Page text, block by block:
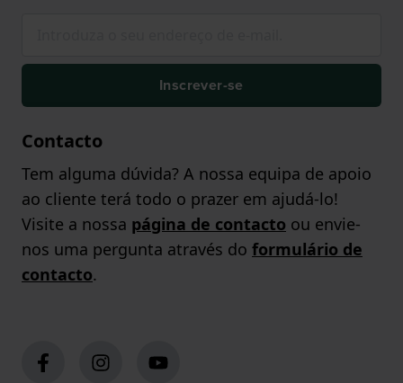
Inscrever-se
Contacto
Tem alguma dúvida? A nossa equipa de apoio
ao cliente terá todo o prazer em ajudá-lo!
Visite a nossa página de contacto ou envie-
nos uma pergunta através do formulário de
contacto.